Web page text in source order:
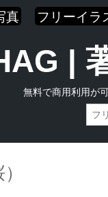
真 フリーイラ
|
無料で商用利用が